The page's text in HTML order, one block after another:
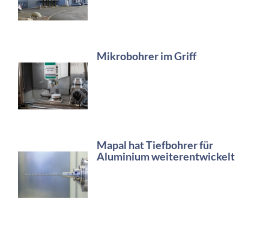
Mikrobohrer im Griff
Mapal hat Tiefbohrer für
Aluminium weiterentwickelt